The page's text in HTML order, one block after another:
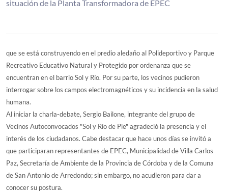
situación de la Planta Transformadora de EPEC
que se está construyendo en el predio aledaño al Polideportivo y Parque
Recreativo Educativo Natural y Protegido por ordenanza que se
encuentran en el barrio Sol y Río. Por su parte, los vecinos pudieron
interrogar sobre los campos electromagnéticos y su incidencia en la salud
humana.
Al iniciar la charla-debate, Sergio Bailone, integrante del grupo de
Vecinos Autoconvocados "Sol y Río de Pie" agradeció la presencia y el
interés de los ciudadanos. Cabe destacar que hace unos días se invitó a
que participaran representantes de EPEC, Municipalidad de Villa Carlos
Paz, Secretaría de Ambiente de la Provincia de Córdoba y de la Comuna
de San Antonio de Arredondo; sin embargo, no acudieron para dar a
conocer su postura.